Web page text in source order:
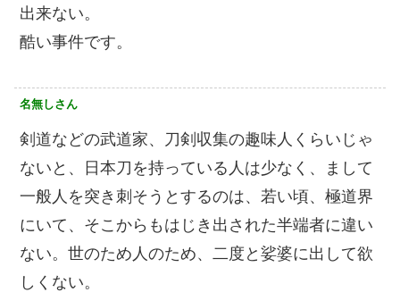
出来ない。
酷い事件です。
名無しさん
剣道などの武道家、刀剣収集の趣味人くらいじゃ
ないと、日本刀を持っている人は少なく、まして
一般人を突き刺そうとするのは、若い頃、極道界
にいて、そこからもはじき出された半端者に違い
ない。世のため人のため、二度と娑婆に出して欲
しくない。